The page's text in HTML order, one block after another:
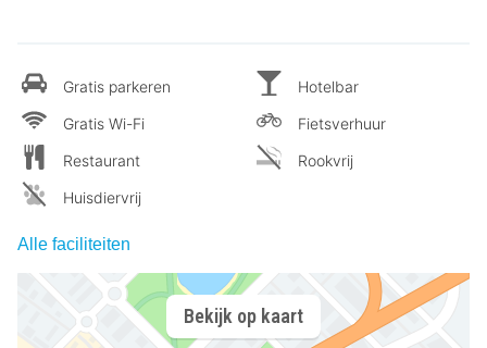
Gratis parkeren
Gratis Wi-Fi
Restaurant
Huisdiervrij
Hotelbar
Fietsverhuur
Rookvrij
Alle faciliteiten
Bekijk op kaart